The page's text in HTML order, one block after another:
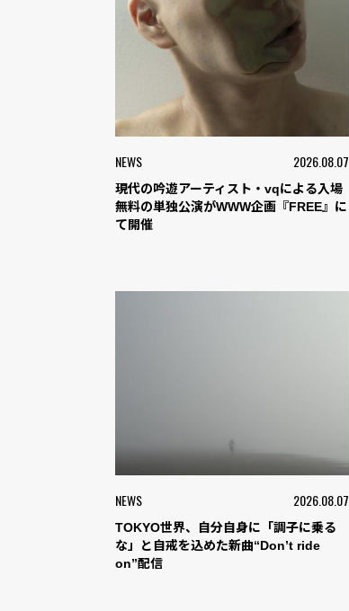
NEWS 2026.08.07
現代の吟遊アーティスト・vqによる入場
無料の単独公演がWWW企画『FREE』に
て開催
NEWS 2026.08.07
TOKYO世界、自分自身に「調子に乗る
な」と自戒を込めた新曲“Don’t ride
on”配信